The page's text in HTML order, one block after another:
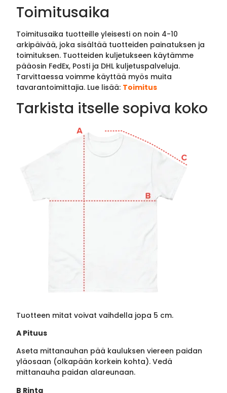
Toimitusaika
Toimitusaika tuotteille yleisesti on noin 4-10
arkipäivää, joka sisältää tuotteiden painatuksen ja
toimituksen. Tuotteiden kuljetukseen käytämme
pääosin FedEx, Posti ja DHL kuljetuspalveluja.
Tarvittaessa voimme käyttää myös muita
tavarantoimittajia. Lue lisää: Toimitus
Tarkista itselle sopiva koko
Tuotteen mitat voivat vaihdella jopa 5 cm.
A Pituus
Aseta mittanauhan pää kauluksen viereen paidan
yläosaan (olkapään korkein kohta). Vedä
mittanauha paidan alareunaan.
B Rinta